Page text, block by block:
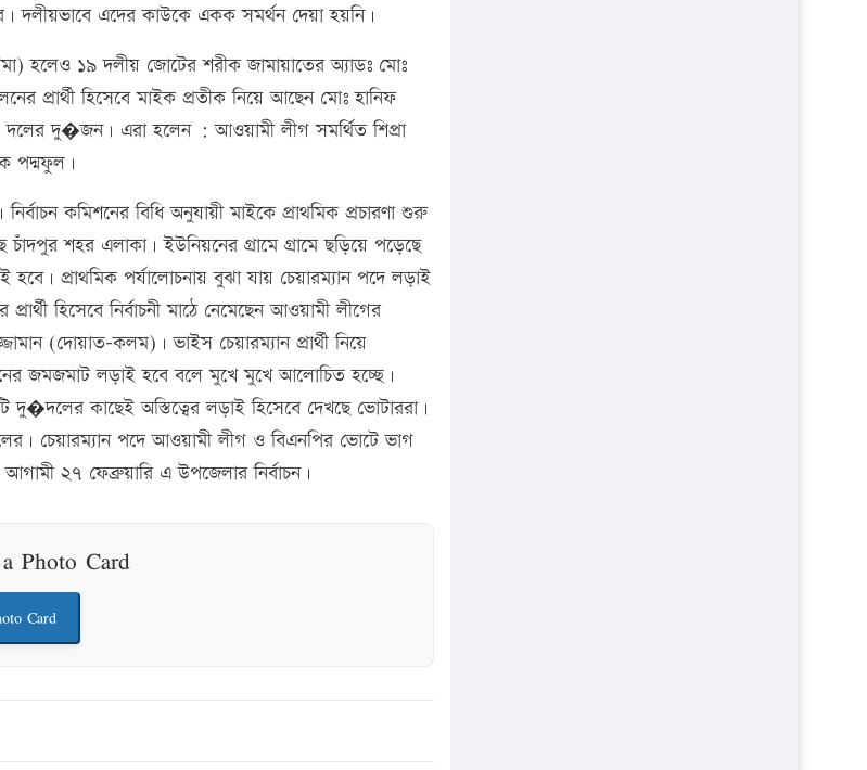
দলীয়ভাবে এদের কাউকে একক সমর্থন দেয়া হয়নি।
হলেও ১৯ দলীয় জোটের শরীক জামায়াতের অ্যাডঃ মোঃ
প্রার্থী হিসেবে মাইক প্রতীক নিয়ে আছেন মোঃ হানিফ
দলের দু�জন। এরা হলেন : আওয়ামী লীগ সমর্থিত শিপ্রা
পদ্মফুল।
কমিশনের বিধি অনুযায়ী মাইকে প্রাথমিক প্রচারণা শুরু
চাঁদপুর শহর এলাকা। ইউনিয়নের গ্রামে গ্রামে ছড়িয়ে পড়েছে
হবে। প্রাথমিক পর্যালোচনায় বুঝা যায় চেয়ারম্যান পদে লড়াই
হিসেবে নির্বাচনী মাঠে নেমেছেন আওয়ামী লীগের
(দোয়াত-কলম)। ভাইস চেয়ারম্যান প্রার্থী নিয়ে
জমজমাট লড়াই হবে বলে মুখে মুখে আলোচিত হচ্ছে।
কাছেই অস্তিত্বের লড়াই হিসেবে দেখছে ভোটাররা।
চেয়ারম্যান পদে আওয়ামী লীগ ও বিএনপির ভোটে ভাগ
আগামী ২৭ ফেব্রুয়ারি এ উপজেলার নির্বাচন।
Photo Card
Card